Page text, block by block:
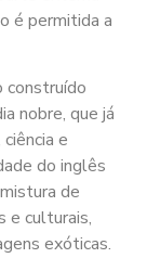
é permitida a
construído
nobre, que já
e
do inglês
de
e culturais,
exóticas.